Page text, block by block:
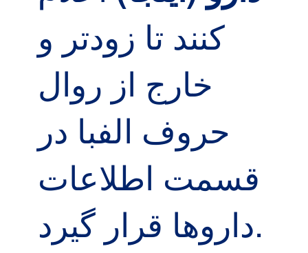
کنند تا زودتر و
خارج از روال
حروف الفبا در
قسمت اطلاعات
داروها قرار گیرد.